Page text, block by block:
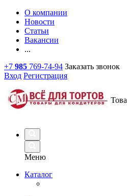
О компании
Новости
Статьи
Вакансии
...
+7 985 769-74-94 Заказать звонок
Вход Регистрация
Меню
Каталог